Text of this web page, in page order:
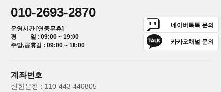
010-2693-2870
운영시간 [연중무휴]
평 일 : 09:00 ~ 19:00
주말,공휴일 : 09:00 ~ 18:00
네이버톡톡 문의
카카오채널 문의
계좌번호
신한은행 : 110-443-440805